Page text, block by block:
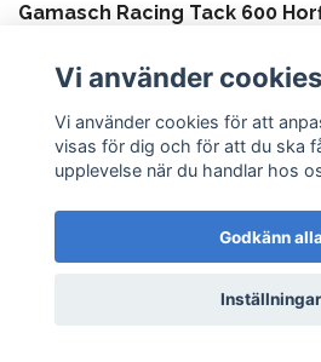
Gamasch Racing Tack 600
Vi använder cookies
Vi använder cookies för att
visas för dig och för att du ska
upplevelse när du handlar hos
Godkänn alla
Inställningar